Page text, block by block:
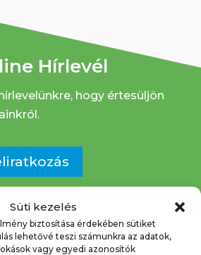
Süti kezelés
biztosítása érdekében sütiket
lehetővé teszi számunkra az adatok,
vagy egyedi azonosítók
Hírlevél
hogy értesüljön